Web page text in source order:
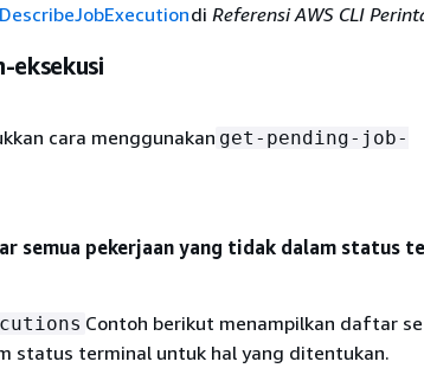
DescribeJobExecutiondi Referensi AWS CLI
eksekusi
cara menggunakan get-pending-job-
semua pekerjaan yang tidak dalam status
Contoh berikut menampilkan daftar
status terminal untuk hal yang ditentukan.